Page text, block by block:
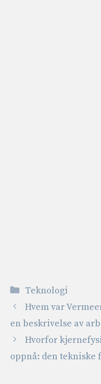
Kategorier
Teknologi
Hvem var
en beskrivelse av
Hvorfor
oppnå: den